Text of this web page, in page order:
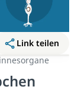
Link teilen